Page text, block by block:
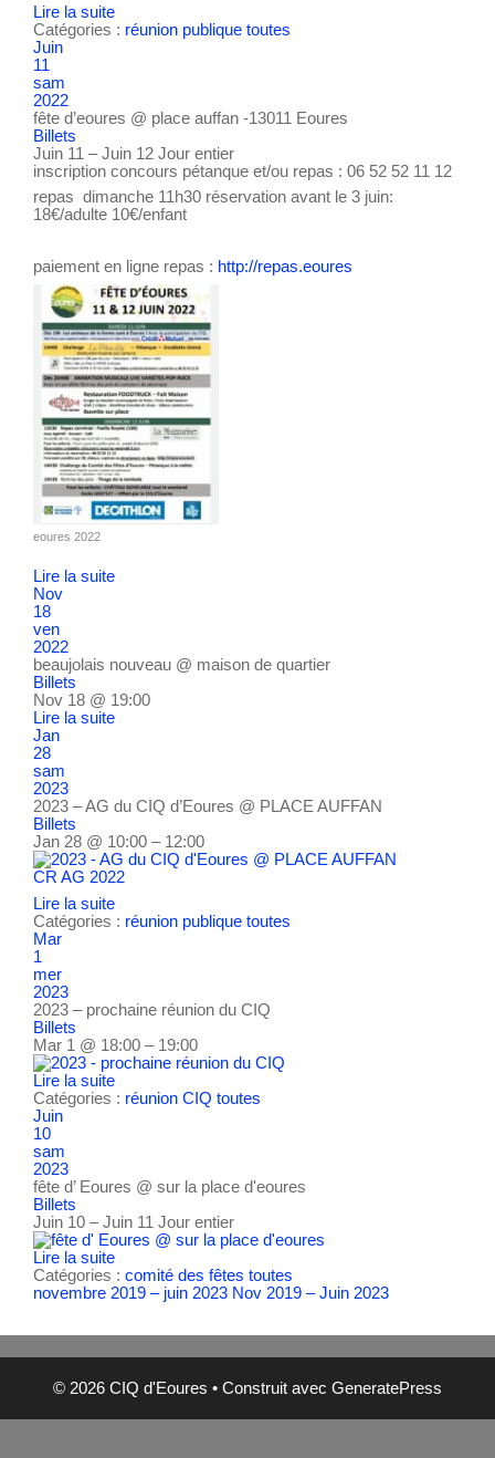
Lire la suite
Catégories : réunion publique toutes
Juin
11
sam
2022
fête d’eoures @ place auffan -13011 Eoures
Billets
Juin 11 – Juin 12 Jour entier
inscription concours pétanque et/ou repas : 06 52 52 11 12
repas dimanche 11h30 réservation avant le 3 juin:
18€/adulte 10€/enfant
paiement en ligne repas : http://repas.eoures
eoures 2022
Lire la suite
Nov
18
ven
2022
beaujolais nouveau @ maison de quartier
Billets
Nov 18 @ 19:00
Lire la suite
Jan
28
sam
2023
2023 – AG du CIQ d’Eoures @ PLACE AUFFAN
Billets
Jan 28 @ 10:00 – 12:00
CR AG 2022
Lire la suite
Catégories : réunion publique toutes
Mar
1
mer
2023
2023 – prochaine réunion du CIQ
Billets
Mar 1 @ 18:00 – 19:00
Lire la suite
Catégories : réunion CIQ toutes
Juin
10
sam
2023
fête d’ Eoures @ sur la place d'eoures
Billets
Juin 10 – Juin 11 Jour entier
Lire la suite
Catégories : comité des fêtes toutes
novembre 2019 – juin 2023 Nov 2019 – Juin 2023
© 2026 CIQ d'Eoures • Construit avec GeneratePress